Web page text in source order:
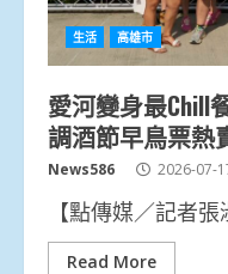
生活 高雄市
愛河變身最
調酒節早鳥票熱
News586 2026-07-
【點傳媒／記者
Read More